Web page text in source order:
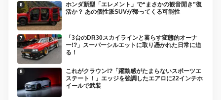
ホンダ新型「エレメント」で“まさかの観音開き”復
活か？ あの個性派SUVが帰ってくる可能性
「3台のDR30スカイラインと暮らす変態的オーナ
ー!?」スーパーシルエットに取り憑かれた日常に迫
る！
これがクラウン!?「躍動感がたまらないスポーツエ
ステート！」エッジを強調したエアロに22インチホ
イールで武装